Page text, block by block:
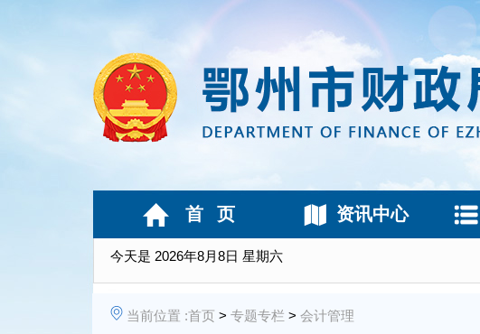
今天是 2026年8月8日 星期六
首 页 资讯中心
当前位置 :首页 > 专题专栏 > 会计管理